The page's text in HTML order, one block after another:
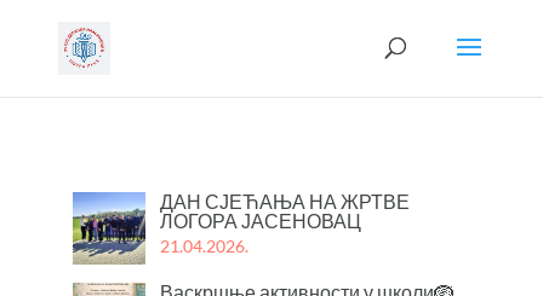
ДАН СЈЕЋАЊА НА ЖРТВЕ
ЛОГОРА ЈАСЕНОВАЦ
21.04.2026.